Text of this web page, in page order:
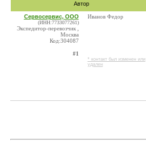
Автор
Сервосервис, ООО
(ИНН:7733077261)
Экспедитор-перевозчик ,
Москва
Код:304087
#1
Иванов Федор
* контакт был изменен или
удален